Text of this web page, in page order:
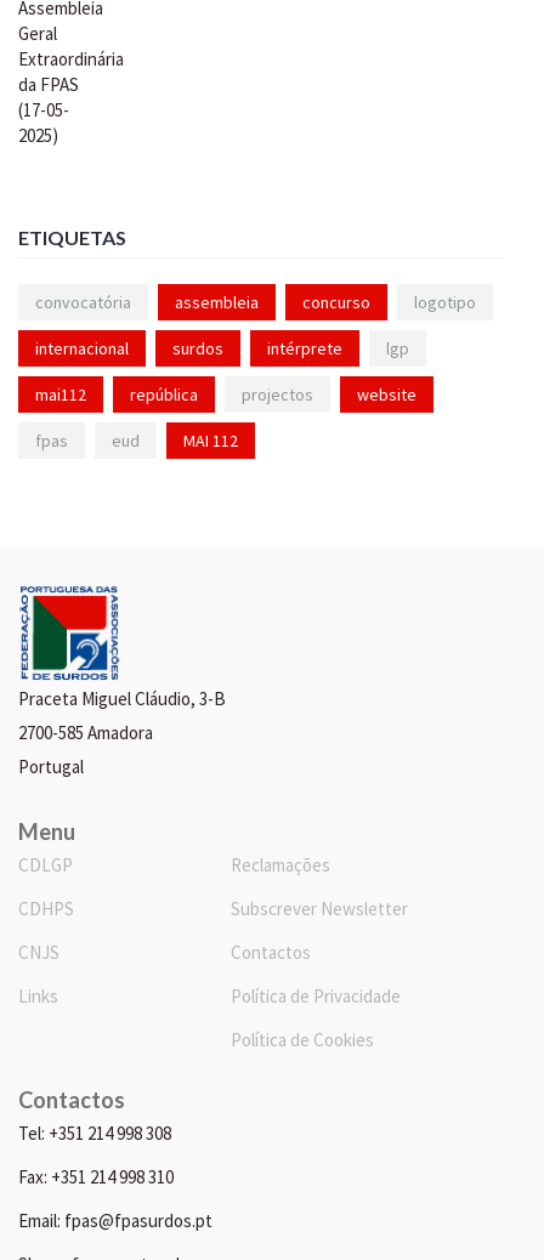
ETIQUETAS
convocatória assembleia concurso logotipo
internacional surdos intérprete lgp
mai112 república projectos website
fpas eud MAI 112
Praceta Miguel Cláudio, 3-B
2700-585 Amadora
Portugal
Menu
CDLGP
CDHPS
CNJS
Links
Reclamações
Subscrever Newsletter
Contactos
Política de Privacidade
Política de Cookies
Contactos
Tel: +351 214 998 308
Fax: +351 214 998 310
Email: fpas@fpasurdos.pt